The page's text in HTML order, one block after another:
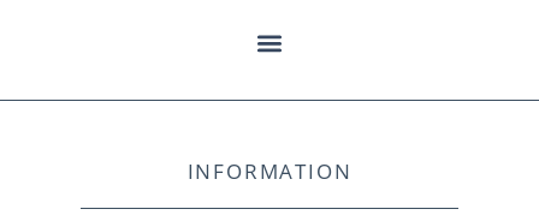
INFORMATION